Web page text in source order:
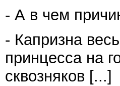
- А в чем
- Капризна
принцесса на
сквозняков [...]